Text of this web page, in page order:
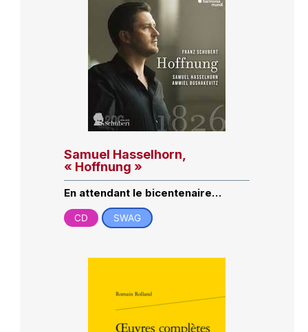
Samuel Hasselhorn,
« Hoffnung »
En attendant le bicentenaire…
CD SWAG